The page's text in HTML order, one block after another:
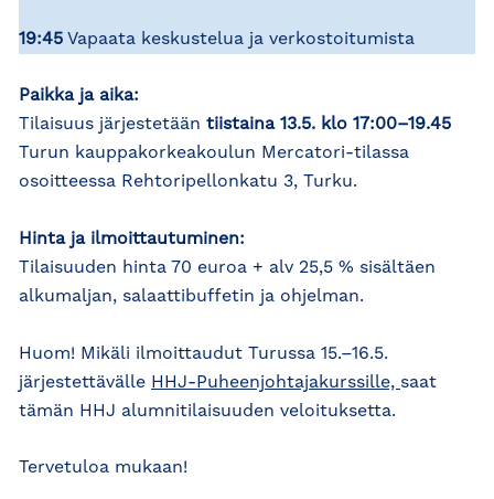
19:45 Vapaata keskustelua ja verkostoitumista
Paikka ja aika:
Tilaisuus järjestetään tiistaina 13.5. klo 17:00–19.45
Turun kauppakorkeakoulun Mercatori-tilassa
osoitteessa Rehtoripellonkatu 3, Turku.
Hinta ja ilmoittautuminen:
Tilaisuuden hinta 70 euroa + alv 25,5 % sisältäen
alkumaljan, salaattibuffetin ja ohjelman.
Huom! Mikäli ilmoittaudut Turussa 15.–16.5.
järjestettävälle HHJ-Puheenjohtajakurssille, saat
tämän HHJ alumnitilaisuuden veloituksetta.
Tervetuloa mukaan!